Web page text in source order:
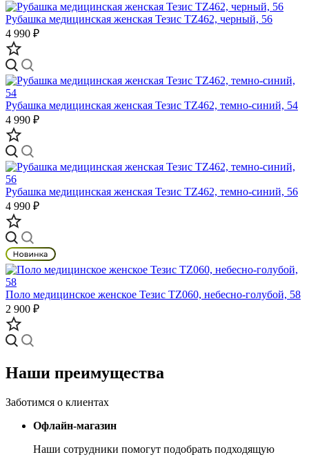
Рубашка медицинская женская Тезис TZ462, черный, 56
4 990 ₽
Рубашка медицинская женская Тезис TZ462, темно-синий, 54
4 990 ₽
Рубашка медицинская женская Тезис TZ462, темно-синий, 56
4 990 ₽
Поло медицинское женское Тезис TZ060, небесно-голубой, 58
2 900 ₽
Наши преимущества
Заботимся о клиентах
Офлайн-магазин
Наши сотрудники помогут подобрать подходящую